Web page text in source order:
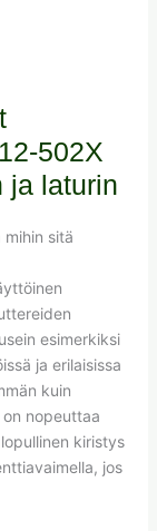
502X
ja laturin
mihin sitä
esimerkiksi
ja erilaisissa
kuin
nopeuttaa
kiristys
jos